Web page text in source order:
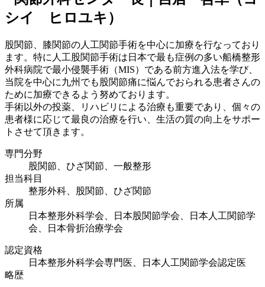
股関節、膝関節の人工関節手術を中心に加療を行なっており
ます。特に人工股関節手術は日本で最も症例の多い船橋整形
外科病院で最小侵襲手術（MIS）である前方進入法を学び、
当院を中心に九州でも股関節痛に悩んでおられる患者さんの
ために加療できるよう努めております。
手術以外の投薬、リハビリによる治療も重要であり、個々の
患者様に応じて最良の治療を行い、生活の質の向上をサポー
トさせて頂きます。
専門分野
股関節、ひざ関節、一般整形
担当科目
整形外科、股関節、ひざ関節
所属
日本整形外科学会、日本股関節学会、日本人工関節学
会、日本骨折治療学会
認定資格
日本整形外科学会専門医、日本人工関節学会認定医
略歴